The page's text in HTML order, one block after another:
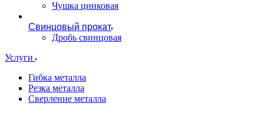
Чушка цинковая
Свинцовый прокат
Дробь свинцовая
Услуги
Гибка металла
Резка металла
Сверление металла